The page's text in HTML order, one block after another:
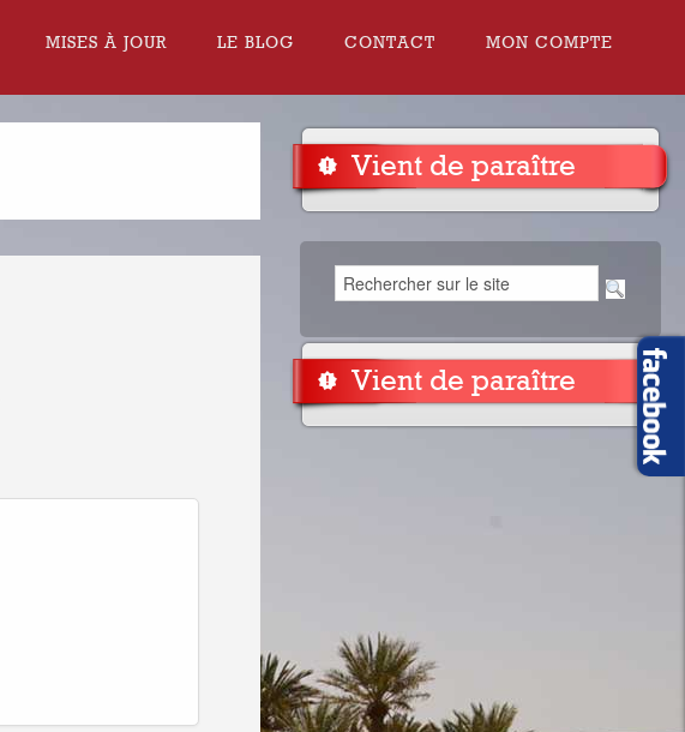
MISES À JOUR LE BLOG CONTACT MON COMPTE
Vient de paraître
Vient de paraître